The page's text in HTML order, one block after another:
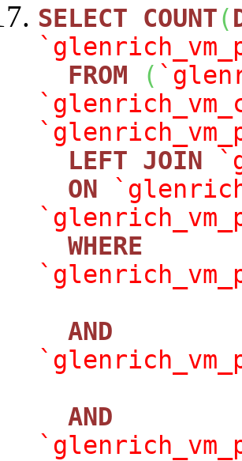
SELECT
COUNT(
FROM
(
LEFT JOIN
ON
WHERE
AND
AND